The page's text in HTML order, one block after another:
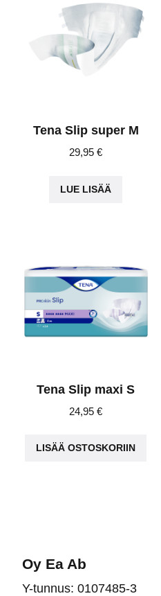
Tena Slip super M
29,95€
LUE LISÄÄ
Tena Slip maxi S
24,95€
LISÄÄ OSTOSKORIIN
Oy Ea Ab
Y-tunnus: 0107485-3